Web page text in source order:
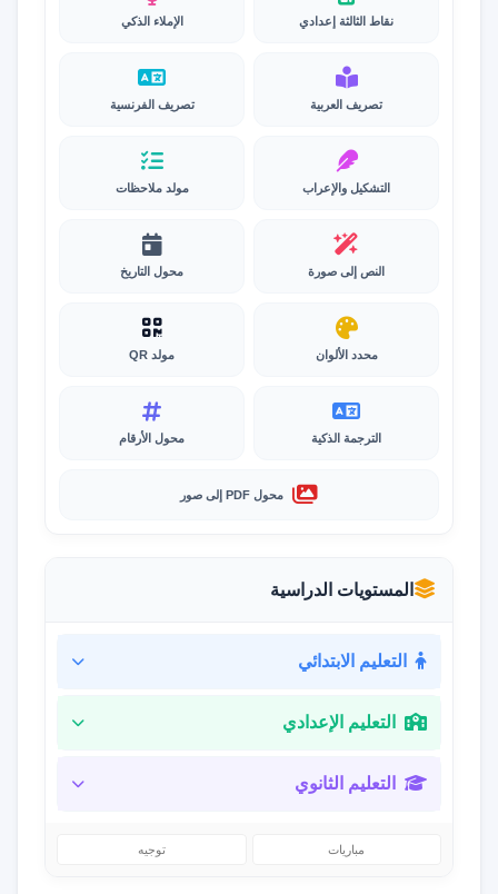
نقاط الثالثة إعدادي الإملاء الذكي
تصريف العربية تصريف الفرنسية
التشكيل والإعراب مولد ملاحظات
النص إلى صورة محول التاريخ
محدد الألوان مولد QR
الترجمة الذكية محول الأرقام
محول PDF إلى صور
المستويات الدراسية
التعليم الابتدائي
التعليم الإعدادي
التعليم الثانوي
مباريات توجيه